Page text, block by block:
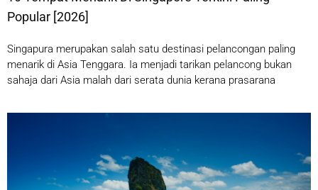
Popular [2026]
Singapura merupakan salah satu destinasi pelancongan paling
menarik di Asia Tenggara. Ia menjadi tarikan pelancong bukan
sahaja dari Asia malah dari serata dunia kerana prasarana